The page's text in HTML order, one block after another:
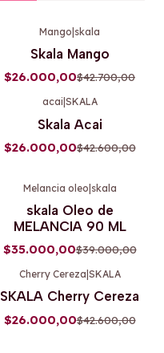
Mango skala
Skala Mango
$26.000,00$42.700,00
acai SKALA
Skala Acai
$26.000,00$42.600,00
Melancia oleo skala
skala Oleo de
MELANCIA 90 ML
$35.000,00$39.000,00
Cherry Cereza SKALA
SKALA Cherry Cereza
$26.000,00$42.600,00